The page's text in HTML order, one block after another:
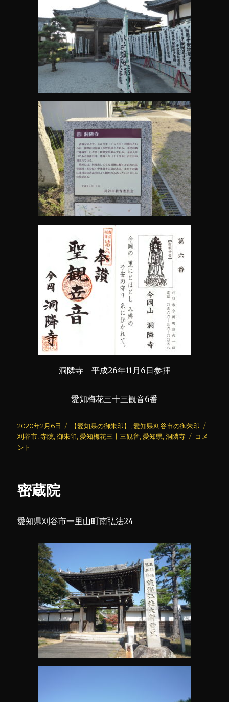
洞隣寺 平成26年11月6日参拝
愛知梅花三十三観音6番
投
稿
日:
2020年2月6日
カ
テ
【愛知県の御朱印】 ,愛知県刈谷市の御朱印
刈谷市 ,寺院 ,御朱印 ,愛知梅花三十三観音 ,愛知県 ,洞隣寺
洞
コメ
ント
密蔵院
愛知県刈谷市一里山町南弘法24